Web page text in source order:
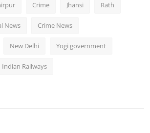
Crime Jhansi Rath
News Crime News
New Delhi Yogi government
Indian Railways